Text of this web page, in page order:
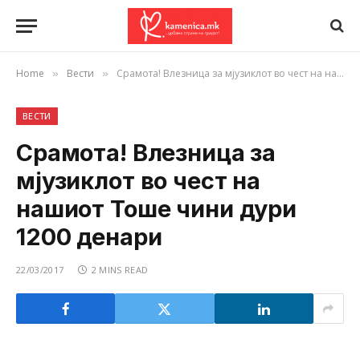
Home » Вести » Срамота! Влезница за мјузиклот во чест на нашиот Тоше чини дури 1200 денари
ВЕСТИ
Срамота! Влезница за
мјузиклот во чест на
нашиот Тоше чини дури
1200 денари
22/03/2017 2 MINS READ